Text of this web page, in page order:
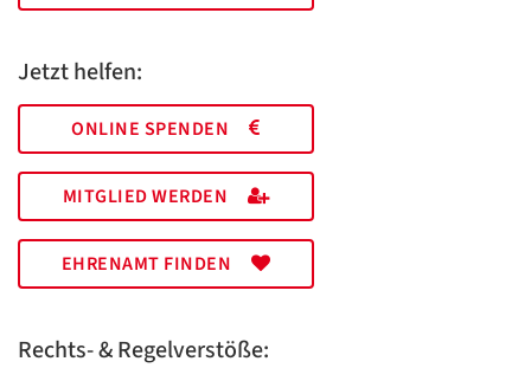
Jetzt helfen:
ONLINE SPENDEN
MITGLIED WERDEN
EHRENAMT FINDEN
Rechts- & Regelverstöße: